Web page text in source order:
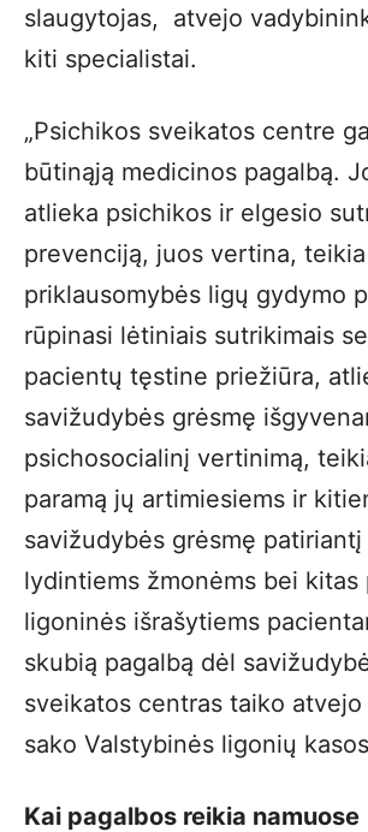
slaugytojas, atvejo
kiti specialistai.
„Psichikos sveikatos centre
būtinąją medicinos pagalbą.
atlieka psichikos ir elgesio
prevenciją, juos vertina, teikia
priklausomybės ligų gydymo
rūpinasi lėtiniais sutrikimais
pacientų tęstine priežiūra,
savižudybės grėsmę
psichosocialinį vertinimą,
paramą jų artimiesiems ir
savižudybės grėsmę
lydintiems žmonėms bei kitas
ligoninės išrašytiems
skubią pagalbą dėl
sveikatos centras taiko atvejo
sako Valstybinės ligonių
Kai pagalbos reikia namuose